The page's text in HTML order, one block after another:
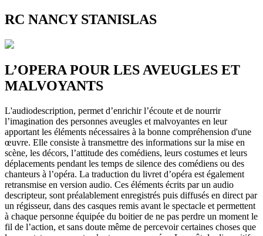
RC NANCY STANISLAS
L’OPERA POUR LES AVEUGLES ET
MALVOYANTS
L'audiodescription, permet d’enrichir l’écoute et de nourrir
l’imagination des personnes aveugles et malvoyantes en leur
apportant les éléments nécessaires à la bonne compréhension d'une
œuvre. Elle consiste à transmettre des informations sur la mise en
scène, les décors, l’attitude des comédiens, leurs costumes et leurs
déplacements pendant les temps de silence des comédiens ou des
chanteurs à l’opéra. La traduction du livret d’opéra est également
retransmise en version audio. Ces éléments écrits par un audio
descripteur, sont préalablement enregistrés puis diffusés en direct par
un régisseur, dans des casques remis avant le spectacle et permettent
à chaque personne équipée du boitier de ne pas perdre un moment le
fil de l’action, et sans doute même de percevoir certaines choses que